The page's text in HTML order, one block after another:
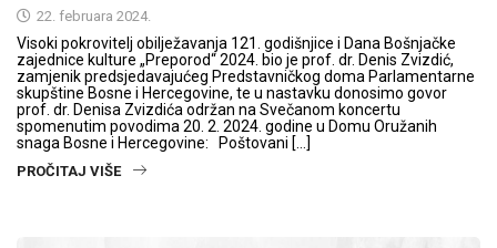
22. februara 2024.
Visoki pokrovitelj obilježavanja 121. godišnjice i Dana Bošnjačke
zajednice kulture „Preporod“ 2024. bio je prof. dr. Denis Zvizdić,
zamjenik predsjedavajućeg Predstavničkog doma Parlamentarne
skupštine Bosne i Hercegovine, te u nastavku donosimo govor
prof. dr. Denisa Zvizdića održan na Svečanom koncertu
spomenutim povodima 20. 2. 2024. godine u Domu Oružanih
snaga Bosne i Hercegovine: Poštovani […]
PROČITAJ VIŠE